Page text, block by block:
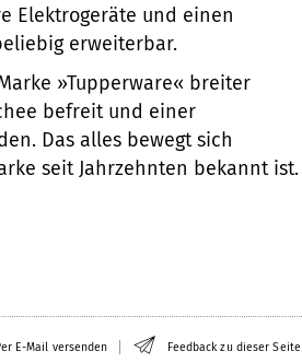
Elektrogeräte und einen
erweiterbar.
»Tupperware« breiter
befreit und einer
Das alles bewegt sich
seit Jahrzehnten bekannt ist.
E-Mail versenden Feedback zu dieser Seite